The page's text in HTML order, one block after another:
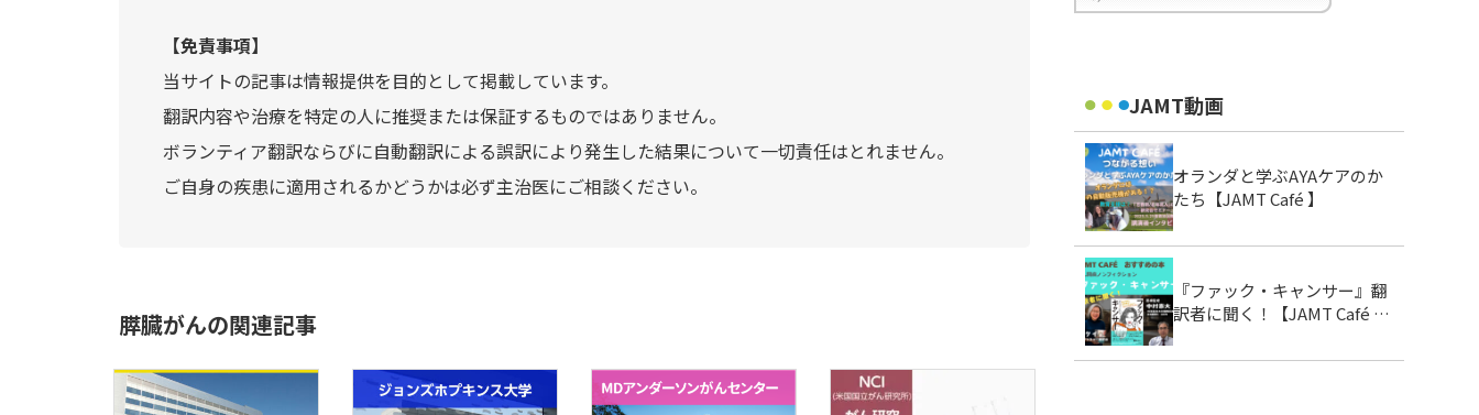
【免責事項】
当サイトの記事は情報提供を目的として掲載しています。
翻訳内容や治療を特定の人に推奨または保証するものではありません。
ボランティア翻訳ならびに自動翻訳による誤訳により発生した結果について一切責任はとれません。
ご自身の疾患に適用されるかどうかは必ず主治医にご相談ください。
膵臓がんの関連記事
JAMT動画
オランダと学ぶAYAケアのか
たち【JAMT Café 】
『ファック・キャンサー』翻
訳者に聞く！【JAMT Café お